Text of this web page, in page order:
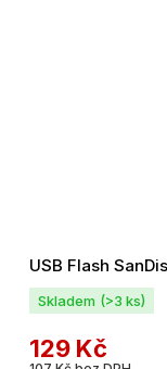
USB Flash
Skladem (>3 ks)
129 Kč